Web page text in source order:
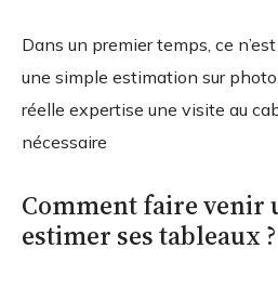
Dans un premier temps, ce
une simple estimation sur
réelle expertise une visite au
nécessaire
Comment faire venir
estimer ses tableaux ?